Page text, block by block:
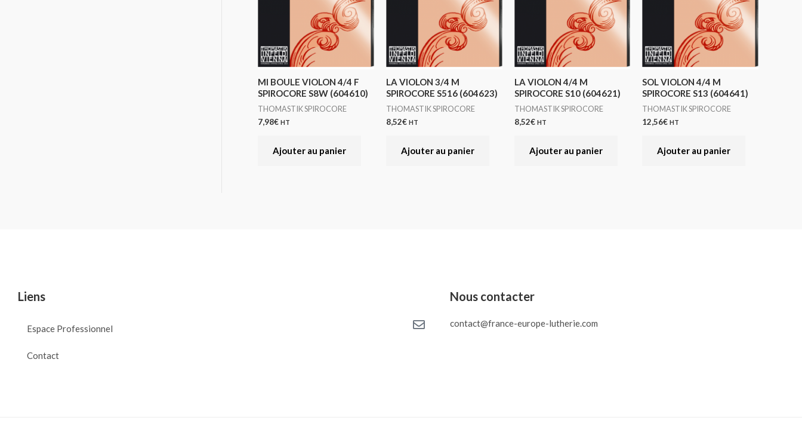
MI BOULE VIOLON 4/4 F
SPIROCORE S8W (604610)
THOMASTIK SPIROCORE
7,98€ HT
Ajouter au panier
LA VIOLON 3/4 M
SPIROCORE S516 (604623)
THOMASTIK SPIROCORE
8,52€ HT
Ajouter au panier
LA VIOLON 4/4 M
SPIROCORE S10 (604621)
THOMASTIK SPIROCORE
8,52€ HT
Ajouter au panier
SOL VIOLON 4/4 M
SPIROCORE S13 (604641)
THOMASTIK SPIROCORE
12,56€ HT
Ajouter au panier
Liens
Espace Professionnel
Contact
Nous contacter
contact@france-europe-lutherie.com